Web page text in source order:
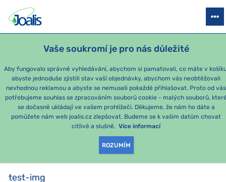
Vaše soukromí je pro nás důležité
Aby fungovalo správně vyhledávání, abychom si pamatovali, co máte v
abyste jednoduše zjistili stav vaší objednávky, abychom vás neobtěžovali
nevhodnou reklamou a abyste se nemuseli pokaždé přihlašovat. Proto od vás
potřebujeme souhlas se zpracováním souborů cookie - malých souborů,
se dočasně ukládají ve vašem prohlížeči. Děkujeme, že nám ho dáte a
pomůžete nám web joalis.cz zlepšovat. Budeme se k vašim datům chovat
citlivě a slušně. Více informací
ROZUMÍM
PRODUKTY PODLE OBTÍŽÍ SEZÓNNÍ BALÍČKY PRO DĚTI
test-img
PRODUKTY PODLE
KATEGORIE:
test-img